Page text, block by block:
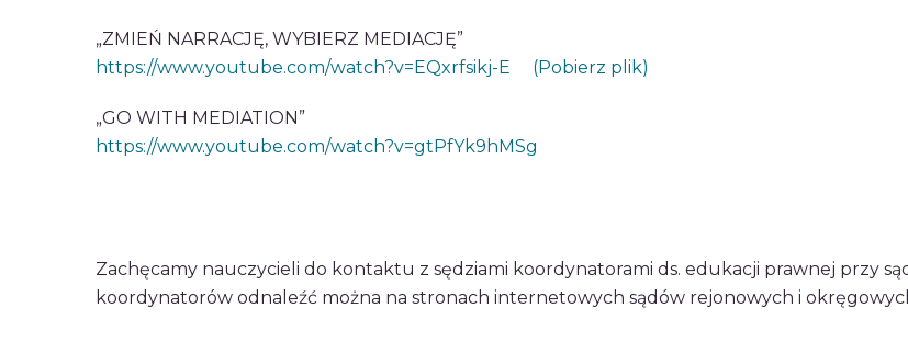
„ZMIEŃ NARRACJĘ, WYBIERZ MEDIACJĘ”
https://www.youtube.com/watch?v=EQxrfsikj-E
(Pobierz plik)
„GO WITH MEDIATION”
https://www.youtube.com/watch?v=gtPfYk9hMSg
Zachęcamy nauczycieli do kontaktu z sędziami koordynatorami ds. edukacji prawnej przy
koordynatorów odnaleźć można na stronach internetowych sądów rejonowych i okręgowych